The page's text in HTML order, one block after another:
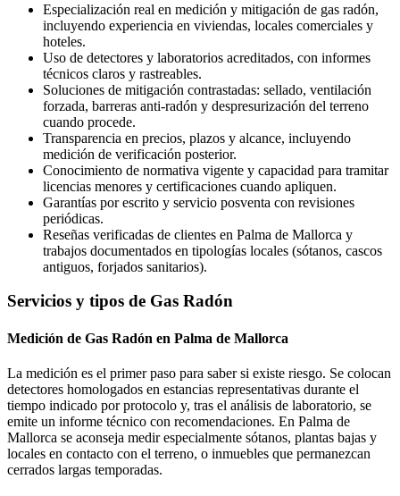
Especialización real en medición y mitigación de gas radón,
incluyendo experiencia en viviendas, locales comerciales y
hoteles.
Uso de detectores y laboratorios acreditados, con informes
técnicos claros y rastreables.
Soluciones de mitigación contrastadas: sellado, ventilación
forzada, barreras anti-radón y despresurización del terreno
cuando procede.
Transparencia en precios, plazos y alcance, incluyendo
medición de verificación posterior.
Conocimiento de normativa vigente y capacidad para tramitar
licencias menores y certificaciones cuando apliquen.
Garantías por escrito y servicio posventa con revisiones
periódicas.
Reseñas verificadas de clientes en Palma de Mallorca y
trabajos documentados en tipologías locales (sótanos, cascos
antiguos, forjados sanitarios).
Servicios y tipos de Gas Radón
Medición de Gas Radón en Palma de Mallorca
La medición es el primer paso para saber si existe riesgo. Se colocan
detectores homologados en estancias representativas durante el
tiempo indicado por protocolo y, tras el análisis de laboratorio, se
emite un informe técnico con recomendaciones. En Palma de
Mallorca se aconseja medir especialmente sótanos, plantas bajas y
locales en contacto con el terreno, o inmuebles que permanezcan
cerrados largas temporadas.